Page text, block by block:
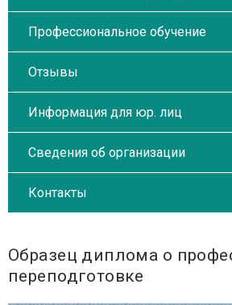
Профессиональное обучение
Отзывы
Информация для юр. лиц
Сведения об организации
Контакты
Образец диплома о
переподготовке